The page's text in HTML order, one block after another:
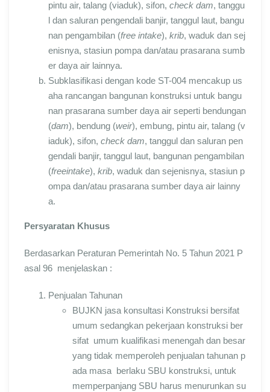
pintu air, talang (viaduk), sifon, check dam, tanggu
l dan saluran pengendali banjir, tanggul laut, bangu
nan pengambilan (free intake), krib, waduk dan sej
enisnya, stasiun pompa dan/atau prasarana sumb
er daya air lainnya.
Subklasifikasi dengan kode ST-004 mencakup us
aha rancangan bangunan konstruksi untuk bangu
nan prasarana sumber daya air seperti bendungan
(dam), bendung (weir), embung, pintu air, talang (v
iaduk), sifon, check dam, tanggul dan saluran pen
gendali banjir, tanggul laut, bangunan pengambilan
(freeintake), krib, waduk dan sejenisnya, stasiun p
ompa dan/atau prasarana sumber daya air lainny
a.
Persyaratan Khusus
Berdasarkan Peraturan Pemerintah No. 5 Tahun 2021 P
asal 96 menjelaskan :
Penjualan Tahunan
BUJKN jasa konsultasi Konstruksi bersifat
umum sedangkan pekerjaan konstruksi ber
sifat umum kualifikasi menengah dan besar
yang tidak memperoleh penjualan tahunan p
ada masa berlaku SBU konstruksi, untuk
memperpanjang SBU harus menurunkan su